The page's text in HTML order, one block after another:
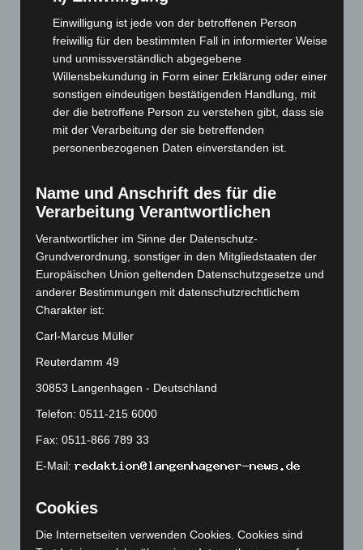
Juli 2025(90)
Juni 2025(103)
Mai 2025
(112)
April 2025(88)
März 2025(111)
Februar 2025(96)
Dezember 2024 (89)
November 2024(94)
Oktober 2024(93)
September 2024(112)
August 2024(107)
Juli 2024(89)
Juni 2024(107)
Mai 2024(149)
April 2024(102)
März 2024(103)
Februar 2024(103)
Januar 2024
(111)
November 2023
Oktober 2023(114)
Einwilligung ist jede von der betroffenen Person
freiwillig für den bestimmten Fall in informierter Weise
und unmissverständlich abgegebene
Willensbekundung in Form einer Erklärung oder einer
sonstigen eindeutigen bestätigenden Handlung, mit
der die betroffene Person zu verstehen gibt, dass sie
mit der Verarbeitung der sie betreffenden
personenbezogenen Daten einverstanden ist.
Name und Anschrift des für die
Verarbeitung Verantwortlichen
Verantwortlicher im Sinne der Datenschutz-
Grundverordnung, sonstiger in den Mitgliedstaaten der
Europäischen Union geltenden Datenschutzgesetze und
anderer Bestimmungen mit datenschutzrechtlichem
Charakter ist:
Carl-Marcus Müller
Reuterdamm 49
30853 Langenhagen - Deutschland
Telefon: 0511-215 6000
Fax: 0511-866 789 33
E-Mail:
Cookies
Die Internetseiten verwenden Cookies. Cookies sind